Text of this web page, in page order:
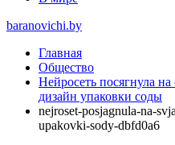
baranovichi.by
Главная
Общество
Нейросеть посягнула
дизайн упаковки соды
nejroset-posjagnula-na-
upakovki-sody-dbfd0a6